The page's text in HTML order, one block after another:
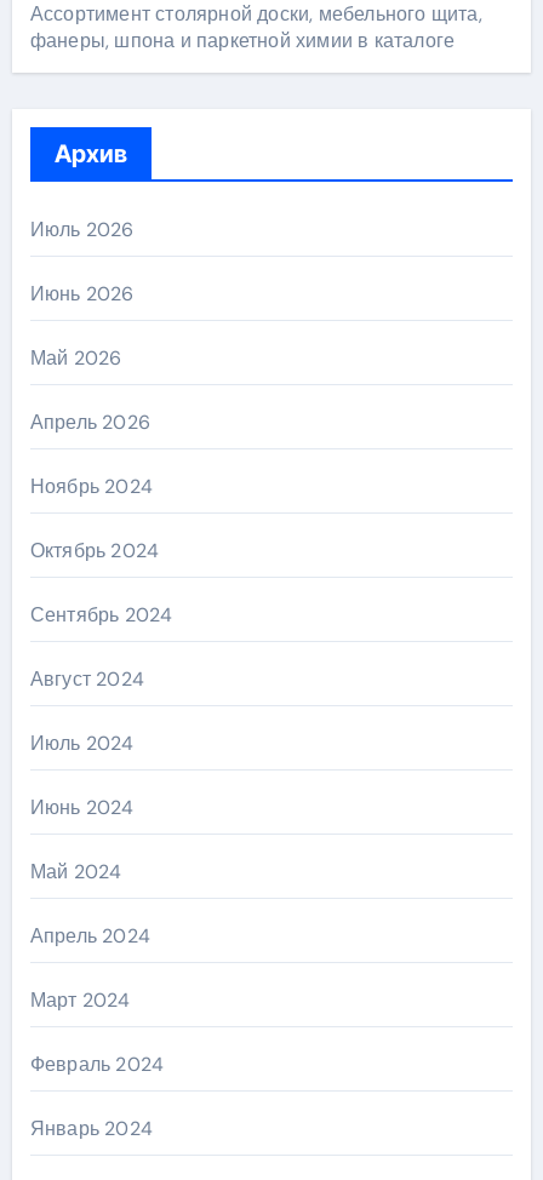
Ассортимент столярной доски, мебельного щита,
фанеры, шпона и паркетной химии в каталоге
Архив
Июль 2026
Июнь 2026
Май 2026
Апрель 2026
Ноябрь 2024
Октябрь 2024
Сентябрь 2024
Август 2024
Июль 2024
Июнь 2024
Май 2024
Апрель 2024
Март 2024
Февраль 2024
Январь 2024